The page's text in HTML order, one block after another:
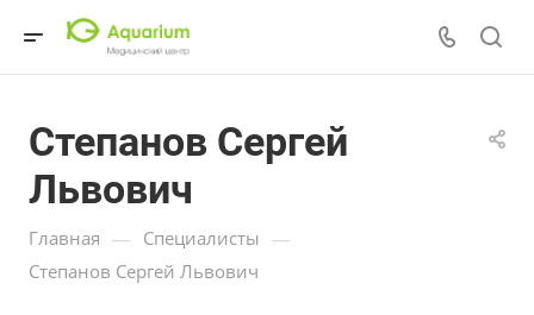
Степанов Сергей
Львович
Главная — Специалисты —
Степанов Сергей Львович